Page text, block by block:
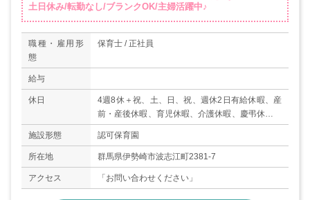
土日休み/転勤なし/ブランクOK/主婦活躍中♪
職種・雇用形
態
保育士 / 正社員
給与
休日
4週8休＋祝、土、日、祝、週休2日有給休暇、産
前・産後休暇、育児休暇、介護休暇、慶弔休暇、
特別休暇、その他
施設形態 認可保育園
所在地 群馬県伊勢崎市波志江町2381-7
アクセス 「お問い合わせください」